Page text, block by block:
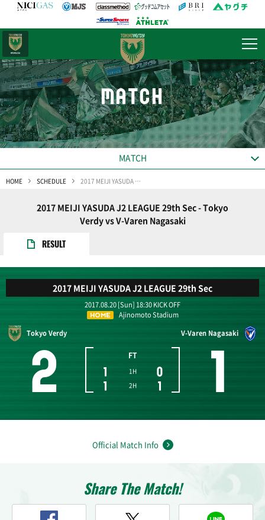
MATCH
MATCH
HOME SCHEDULE 2017 MEIJI YASUDA J2 LEAGUE 29th Sec
2017 MEIJI YASUDA J2 LEAGUE 29th Sec - Tokyo
Verdy vs V-Varen Nagasaki
RESULT
2017 MEIJI YASUDA J2 LEAGUE 29th Sec
2017.08.20 [Sun] 18:30 KICK OFF
HOME
Ajinomoto Stadium
Tokyo Verdy
V-Varen Nagasaki
2 FT
1 1H
0
1
2H 1 1
Official Match Info
Share The Match!